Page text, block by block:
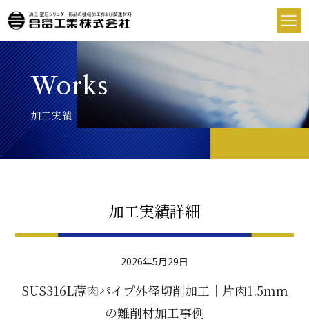
Works
加工実績
加工実績詳細
2026年5月29日
SUS316L薄肉パイプ外径切削加工｜片肉1.5mm
の難削材加工事例